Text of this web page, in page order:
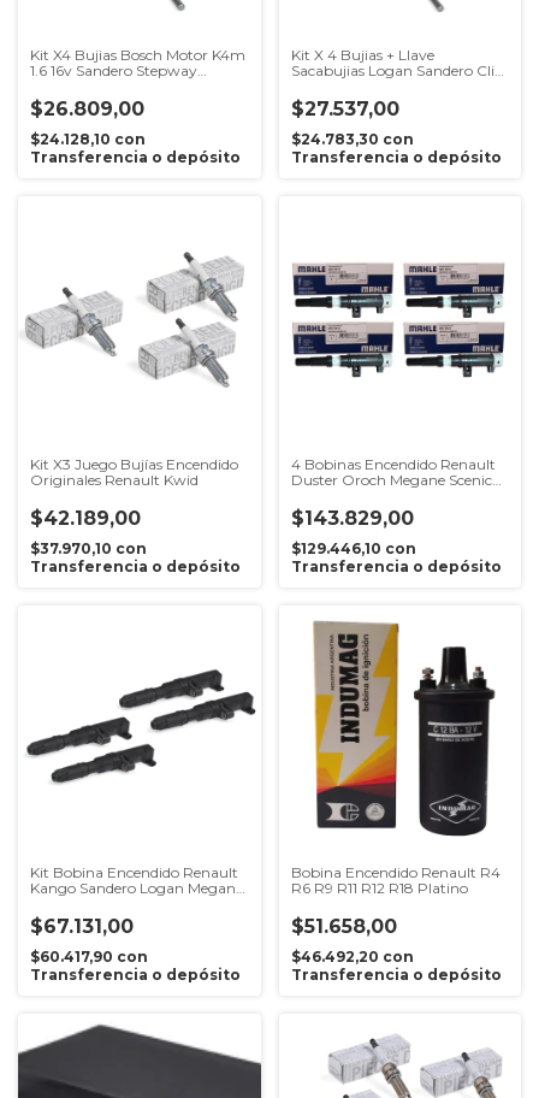
Kit X4 Bujias Bosch Motor K4m
1.6 16v Sandero Stepway
Logan C/sacabujias
$26.809,00
$24.128,10 con
Transferencia o depósito
Kit X 4 Bujias + Llave
Sacabujias Logan Sandero Clio
$27.537,00
$24.783,30 con
Transferencia o depósito
Kit X3 Juego Bujías Encendido
Originales Renault Kwid
$42.189,00
$37.970,10 con
Transferencia o depósito
4 Bobinas Encendido Renault
Duster Oroch Megane Scenic
$143.829,00
$129.446,10 con
Transferencia o depósito
Kit Bobina Encendido Renault
Kango Sandero Logan Megane
$67.131,00
$60.417,90 con
Transferencia o depósito
Bobina Encendido Renault R4
R6 R9 R11 R12 R18 Platino
$51.658,00
$46.492,20 con
Transferencia o depósito